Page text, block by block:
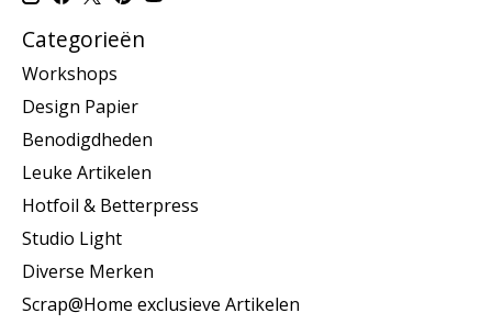
Categorieën
Workshops
Design Papier
Benodigdheden
Leuke Artikelen
Hotfoil & Betterpress
Studio Light
Diverse Merken
Scrap@Home exclusieve Artikelen